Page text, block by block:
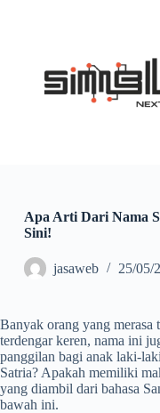
Apa Arti Dari Nama
Sini!
jasaweb 25/05/
Banyak orang yang merasa
terdengar keren, nama ini
panggilan bagi anak laki-
Satria? Apakah memiliki
yang diambil dari bahasa
bawah ini.